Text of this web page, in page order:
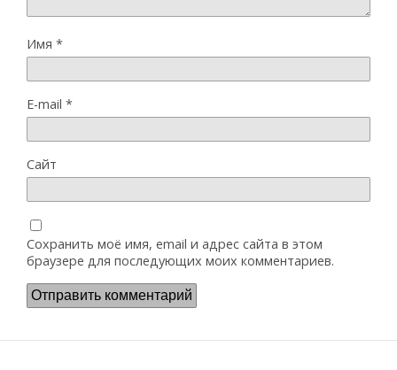
Имя *
E-mail *
Сайт
Сохранить моё имя, email и адрес сайта в этом
браузере для последующих моих комментариев.